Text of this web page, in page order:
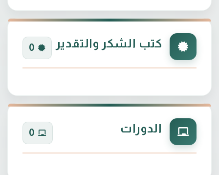
كتب الشكر والتقدير 0
الدورات 0